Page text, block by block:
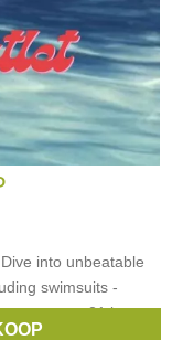
into unbeatable
swimsuits -
21 in